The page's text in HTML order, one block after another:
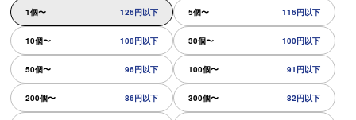
1個〜 126円以下 5個〜 116円以下
10個〜 108円以下 30個〜 100円以下
50個〜 96円以下 100個〜 91円以下
200個〜 86円以下 300個〜 82円以下